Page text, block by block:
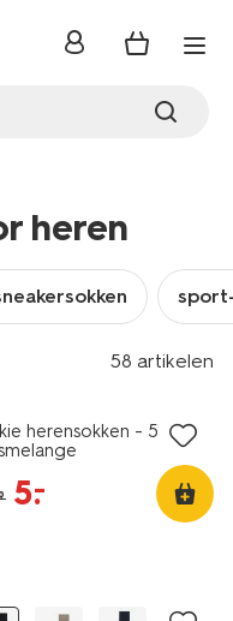
inloggen
heren
58 artikelen
herensokken - 5 paar
5.
–